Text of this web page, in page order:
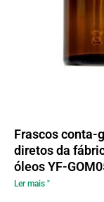
Frascos conta-
diretos da
óleos YF-
Ler mais "